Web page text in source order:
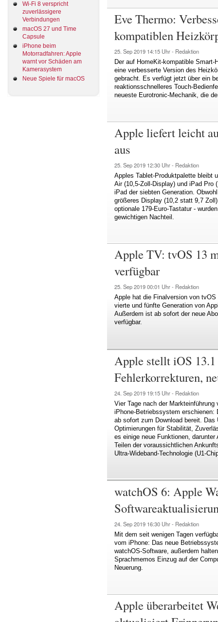
Wi-Fi 8 verspricht
zuverlässigere
Verbindungen
macOS 27 und Time
Capsule
iPhone beim
Motorradfahren: Apple
warnt vor Schäden am
Kamerasystem
Neue Spiele für macOS
Eve Thermo:
kompatiblen
25. Sep 2019 14:15 Uhr - Redaktion
Der auf HomeKit-kompatible
eine verbesserte Version des
gebracht. Es verfügt jetzt über ein
reaktionsschnelleres Touch-
neueste Eurotronic-Mechanik, die
Apple liefert leicht
aus
25. Sep 2019 12:30 Uhr - Redaktion
Apples Tablet-Produktpalette bleibt
Air (10,5-Zoll-Display) und iPad Pro
iPad der siebten Generation.
größeres Display (10,2 statt 9,7
optionale 179-Euro-Tastatur -
gewichtigen Nachteil.
Apple TV: tvOS 13
verfügbar
25. Sep 201900:01 Uhr - Redaktion
Apple hat die Finalversion von
vierte und fünfte Generation von
Außerdem ist ab sofort der neue
verfügbar.
Apple stellt iOS
Fehlerkorrekturen,
24. Sep 2019 19:15 Uhr - Redaktion
Vier Tage nach der
iPhone-Betriebssystem
ab sofort zum Download bereit.
Optimierungen für Stabilität,
es einige neue Funktionen,
Teilen der voraussichtlichen
Ultra-Wideband-Technologie (U1-
watchOS 6: Apple
24. Sep 2019 16:30 Uhr - Redaktion
Mit dem seit wenigen Tagen
vom iPhone: Das neue
watchOS-Software, außerdem
Sprachmemos Einzug auf der
Neuerung.
Apple überarbeitet